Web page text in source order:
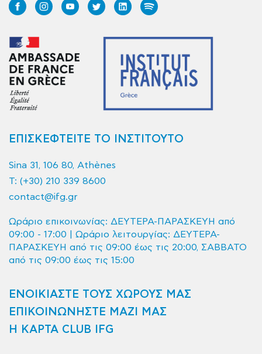
ΕΠΙΣΚΕΦΤΕΙΤΕ ΤΟ ΙΝΣΤΙΤΟΥΤΟ
Sina 31, 106 80, Athènes
T: (+30) 210 339 8600
contact@ifg.gr
Ωράριο επικοινωνίας: ΔΕΥΤΕΡΑ-ΠΑΡΑΣΚΕΥΗ από
09:00 - 17:00 | Ωράριο λειτουργίας: ΔΕΥΤΕΡΑ-
ΠΑΡΑΣΚΕΥΗ από τις 09:00 έως τις 20:00, ΣΑΒΒΑΤΟ
από τις 09:00 έως τις 15:00
ΕΝΟΙΚΙΑΣΤΕ ΤΟΥΣ ΧΩΡΟΥΣ ΜΑΣ
ΕΠΙΚΟΙΝΩΝΗΣΤΕ ΜΑΖΙ ΜΑΣ
Η ΚΑΡΤΑ CLUB IFG